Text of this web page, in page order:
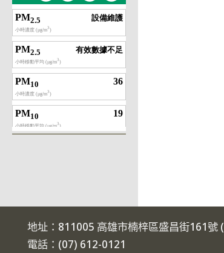
地址：811005 高雄市楠梓區盛昌街161號 (
電話：(07) 612-0121